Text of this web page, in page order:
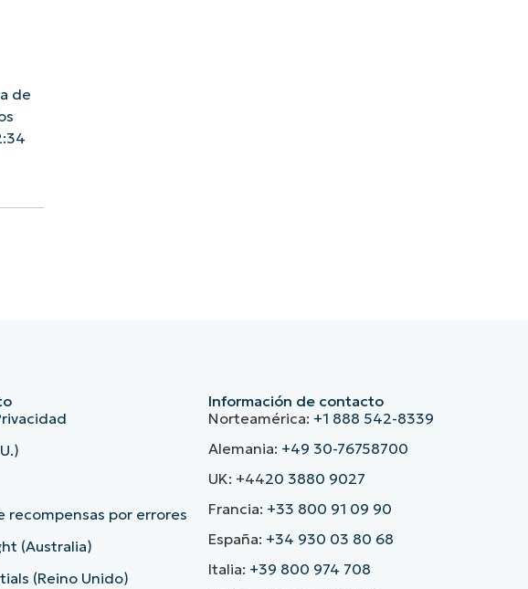
de
recompensas por errores
(Australia)
(Reino Unido)
Información de contacto
Norteamérica: +1 888 542-8339
Alemania: +49 30-76758700
UK: +4420 3880 9027
Francia: +33 800 91 09 90
España: +34 930 03 80 68
Italia: +39 800 974 708